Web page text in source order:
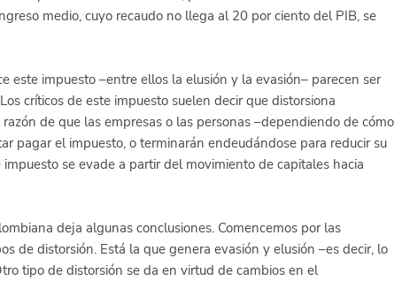
medio, cuyo recaudo no llega al 20 por ciento del PIB, se
este impuesto –entre ellos la elusión y la evasión– parecen ser
críticos de este impuesto suelen decir que distorsiona
de que las empresas o las personas –dependiendo de cómo
pagar el impuesto, o terminarán endeudándose para reducir su
se evade a partir del movimiento de capitales hacia
deja algunas conclusiones. Comencemos por las
de distorsión. Está la que genera evasión y elusión –es decir, lo
tipo de distorsión se da en virtud de cambios en el